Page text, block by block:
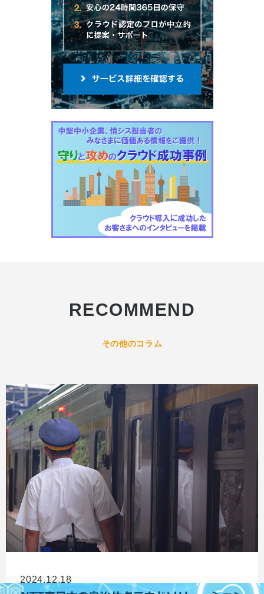
RECOMMEND
その他のコラム
2024.12.18